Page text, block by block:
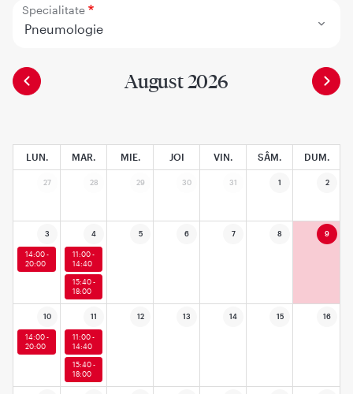
Specialitate
Pneumologie
August 2026
LUN. MAR. MIE. JOI VIN. SÂM. DUM.
27 28 29 30 31 1 2
3 4 5 6 7 8 9
14:00 -
20:00
11:00 -
14:40
15:40 -
18:00
10 11 12 13 14 15 16
14:00 -
20:00
11:00 -
14:40
15:40 -
18:00